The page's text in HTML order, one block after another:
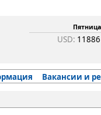
USD:
Вакансии и